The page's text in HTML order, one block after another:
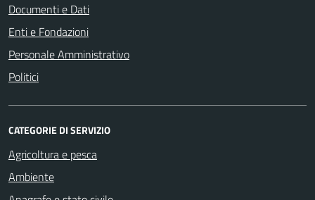
Documenti e Dati
Enti e Fondazioni
Personale Amministrativo
Politici
CATEGORIE DI SERVIZIO
Agricoltura e pesca
Ambiente